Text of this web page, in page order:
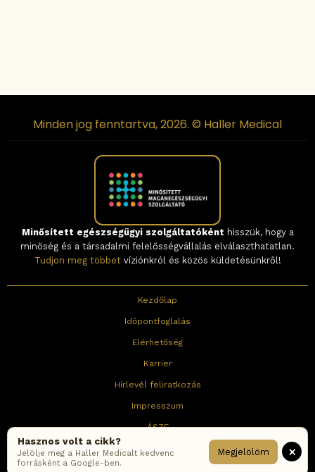
×
Hasznos volt a cikk?
Jelölje meg a Haller Medicalt kedvenc
forrásként a Google-ben.
Megjelölöm
Minden jog fenntartva, 2026. © Haller Medical
Minősített egészségügyi szolgáltatóként hisszük, hogy a
minőség és a társadalmi felelősségvállalás elválaszthatatlan.
Tudjon meg többetvíziónkról és közös küldetésünkről!
Kezdőlap
Időpontfoglalás
Elérhetőség
Karrier
Hírlevél feliratkozás
Impresszum
ÁSZF
Adatkezelési tájékoztató – online
Adatkezelési tájékoztató – rendelők